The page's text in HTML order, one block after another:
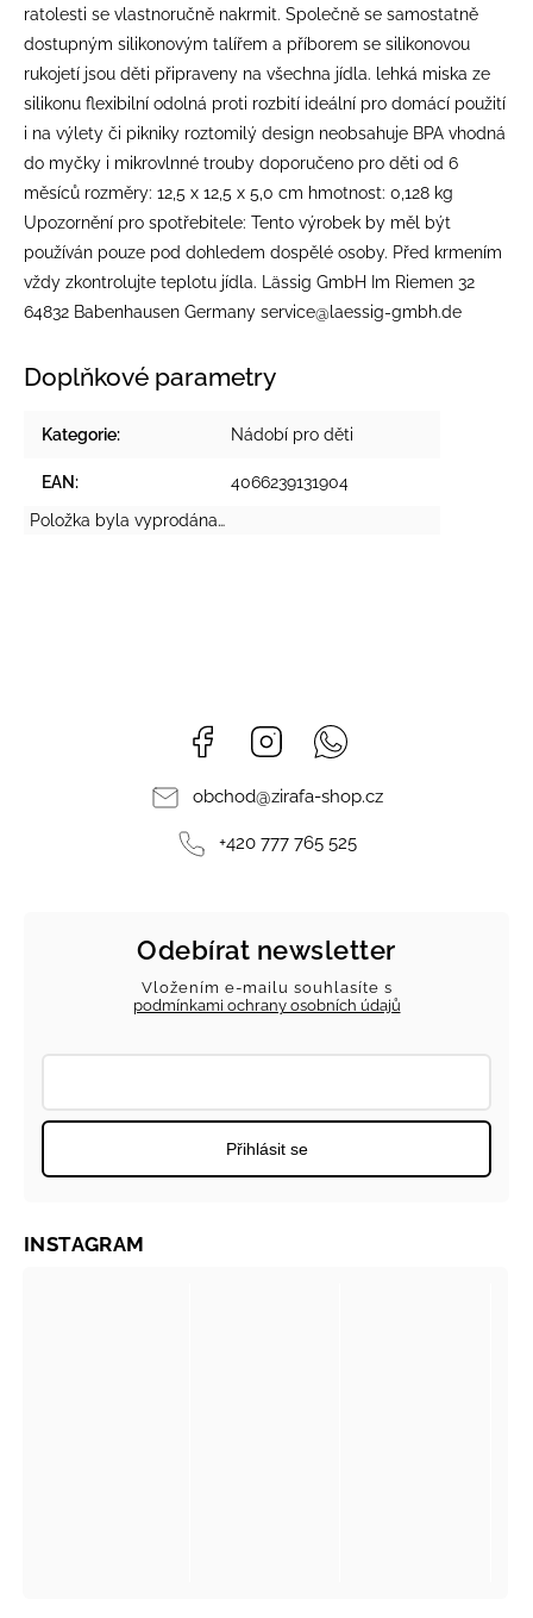
ratolesti se vlastnoručně nakrmit. Společně se samostatně
dostupným silikonovým talířem a příborem se silikonovou
rukojetí jsou děti připraveny na všechna jídla. lehká miska ze
silikonu flexibilní odolná proti rozbití ideální pro domácí použití
i na výlety či pikniky roztomilý design neobsahuje BPA vhodná
do myčky i mikrovlnné trouby doporučeno pro děti od 6
měsíců rozměry: 12,5 x 12,5 x 5,0 cm hmotnost: 0,128 kg
Upozornění pro spotřebitele: Tento výrobek by měl být
používán pouze pod dohledem dospělé osoby. Před krmením
vždy zkontrolujte teplotu jídla. Lässig GmbH Im Riemen 32
64832 Babenhausen Germany service@laessig-gmbh.de
Doplňkové parametry
Kategorie: Nádobí pro děti
EAN:
4066239131904
Položka byla vyprodána…
Facebook Instagram
obchod@zirafa-shop.cz
+420 777 765 525
Odebírat newsletter
Vložením e-mailu souhlasíte s
podmínkami ochrany osobních údajů
Přihlásit se
INSTAGRAM